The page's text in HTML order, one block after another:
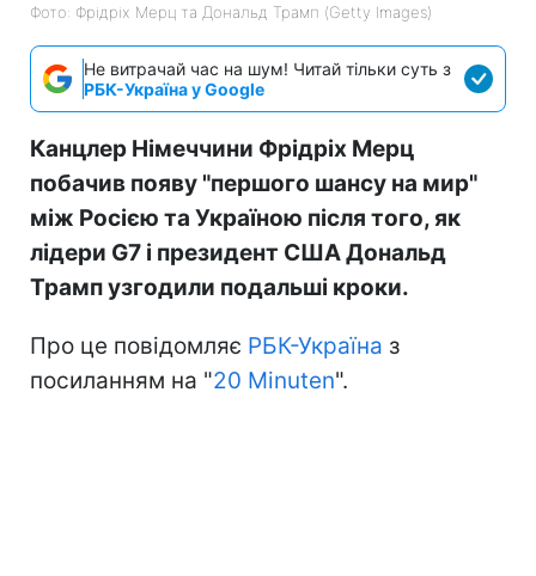
Фото: Фрідріх Мерц та Дональд Трамп (Getty Images)
Не витрачай час на шум! Читай тільки суть з
РБК-Україна у Google
Канцлер Німеччини Фрідріх Мерц
побачив появу "першого шансу на мир"
між Росією та Україною після того, як
лідери G7 і президент США Дональд
Трамп узгодили подальші кроки.
Про це повідомляє РБК-Україна з
посиланням на "20 Minuten".